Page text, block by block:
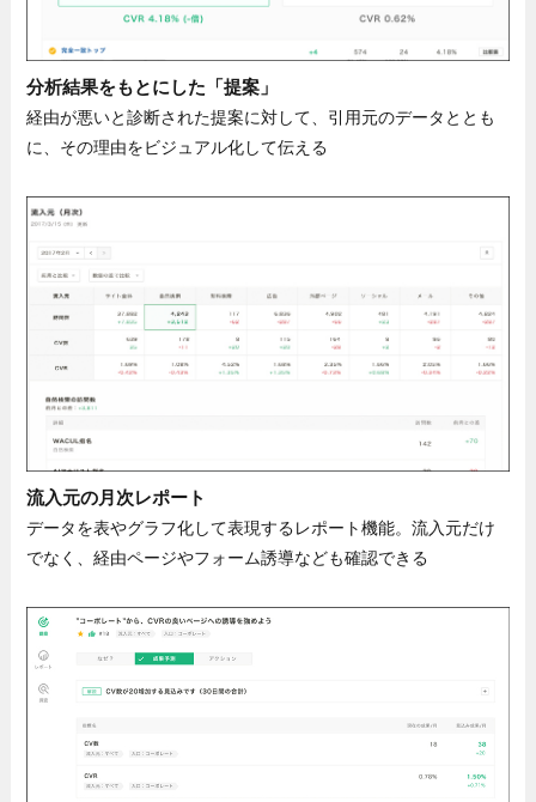
分析結果をもとにした「提案」
経由が悪いと診断された提案に対して、引用元のデータととも
に、その理由をビジュアル化して伝える
流入元の月次レポート
データを表やグラフ化して表現するレポート機能。流入元だけ
でなく、経由ページやフォーム誘導なども確認できる